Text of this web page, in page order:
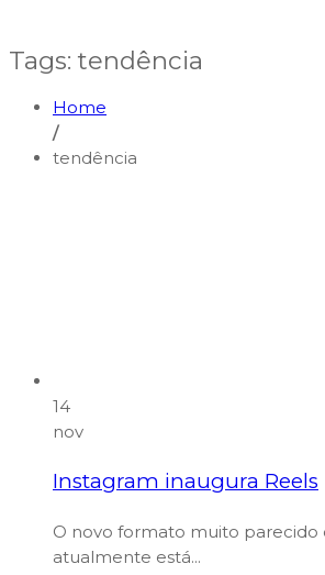
Tags: tendência
Home
/
tendência
14
nov
Instagram inaugura Reels
O novo formato muito parecido
atualmente está...